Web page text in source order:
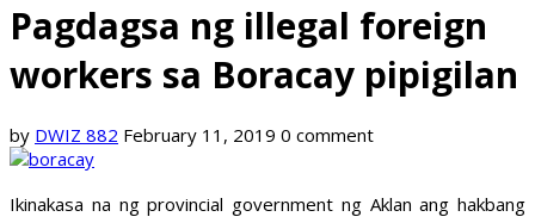
Pagdagsa ng illegal foreign
workers sa Boracay pipigilan
by DWIZ 882 February 11, 2019 0 comment
Ikinakasa na ng provincial government ng Aklan ang hakbang